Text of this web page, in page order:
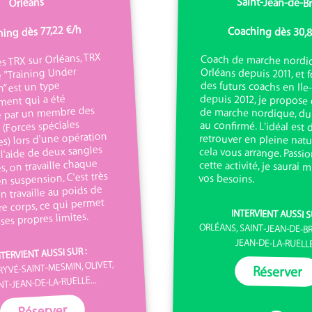
dès 77,22 €/h
TRX sur Orléans, TRX
Under
est un type
qui a été
un membre des
spéciales
lors d'une opération
de deux sangles
on travaille chaque
suspension. C'est très
travaille au poids de
corps, ce qui permet
propres limites.
AUSSI SUR :
SAINT-MESMIN, OLIVET,
JEAN-DE-LA-RUELLE...
Coaching dès
Coach de marche
Orléans depuis 2011, et
des futurs coachs en Ile-
depuis 2012, je propose
de marche nordique, du
au confirmé. L'idéal
retrouver en pleine
cela vous arrange.
cette activité, je saurai
vos besoins.
INTERVIENT AUSSI
ORLÉANS, SAINT-JEAN-DE-
JEAN-DE-LA-
Réserver